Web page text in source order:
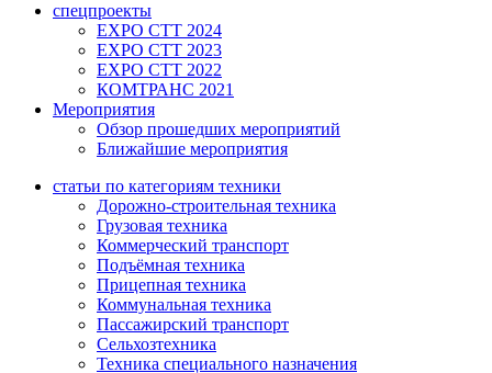
спецпроекты
EXPO CTT 2024
EXPO CTT 2023
EXPO CTT 2022
КОМТРАНС 2021
Мероприятия
Обзор прошедших мероприятий
Ближайшие мероприятия
статьи по категориям техники
Дорожно-строительная техника
Грузовая техника
Коммерческий транспорт
Подъёмная техника
Прицепная техника
Коммунальная техника
Пассажирский транспорт
Сельхозтехника
Техника специального назначения